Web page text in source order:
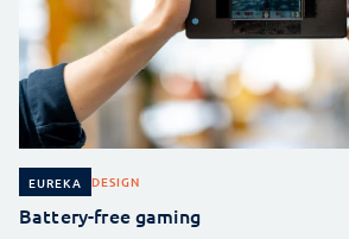
EUREKA DESIGN
Battery-free gaming